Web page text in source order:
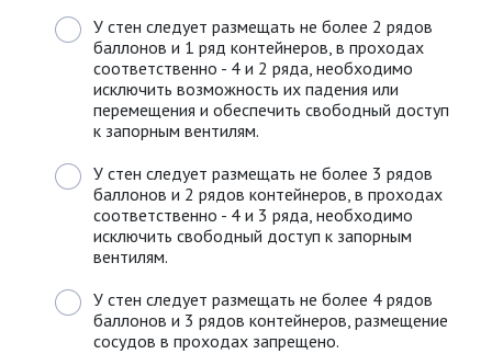
У стен следует размещать не более 2 рядов
баллонов и 1 ряд контейнеров, в проходах
соответственно - 4 и 2 ряда, необходимо
исключить возможность их падения или
перемещения и обеспечить свободный доступ
к запорным вентилям.
У стен следует размещать не более 3 рядов
баллонов и 2 рядов контейнеров, в проходах
соответственно - 4 и 3 ряда, необходимо
исключить свободный доступ к запорным
вентилям.
У стен следует размещать не более 4 рядов
баллонов и 3 рядов контейнеров, размещение
сосудов в проходах запрещено.